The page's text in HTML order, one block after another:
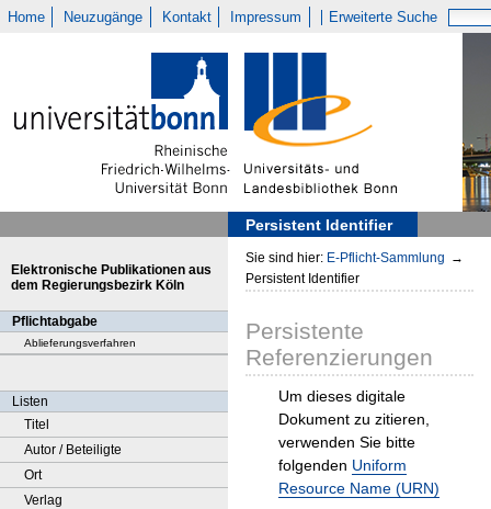
Home Neuzugänge Kontakt Impressum Erweiterte Suche
Persistent Identifier
Elektronische Publikationen aus
dem Regierungsbezirk Köln
Pflichtabgabe
Ablieferungsverfahren
Listen
Titel
Autor / Beteiligte
Ort
Verlag
Sie sind hier: E-Pflicht-Sammlung →
Persistent Identifier
Persistente
Referenzierungen
Um dieses digitale
Dokument zu zitieren,
verwenden Sie bitte
folgenden Uniform
Resource Name (URN)